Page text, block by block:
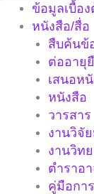
ข้อมูลเบื้อ
หนังสือ/สื่อ
สืบค้นข้
ต่ออายุ
เสนอห
หนังสือ
วารสาร
งานวิจั
งานวิท
ตำราอ
คู่มือกา